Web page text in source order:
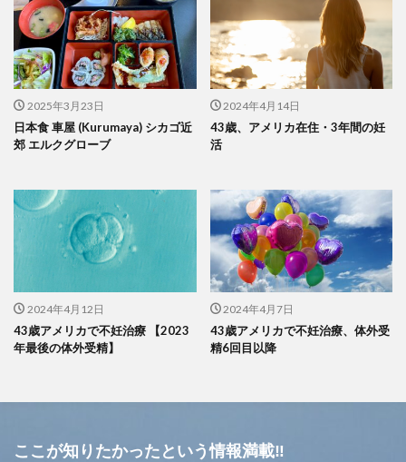
2025年3月23日
日本食 車屋 (Kurumaya) シカゴ近
郊 エルクグローブ
2024年4月14日
43歳、アメリカ在住・3年間の妊
活
2024年4月12日
43歳アメリカで不妊治療 【2023
年最後の体外受精】
2024年4月7日
43歳アメリカで不妊治療、体外受
精6回目以降
ここが知りたかったという情報満載‼